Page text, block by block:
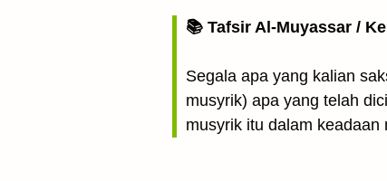
📚 Tafsir Al-Muyassar /
Segala apa yang kalian
musyrik) apa yang telah
musyrik itu dalam